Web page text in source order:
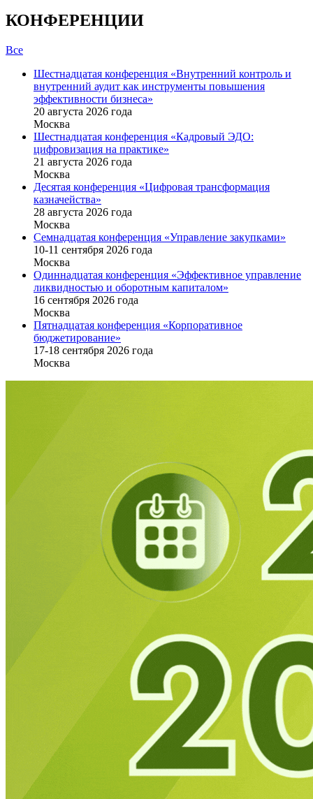
КОНФЕРЕНЦИИ
Все
Шестнадцатая конференция «Внутренний контроль и
внутренний аудит как инструменты повышения
эффективности бизнеса»
20 августа 2026 года
Москва
Шестнадцатая конференция «Кадровый ЭДО:
цифровизация на практике»
21 августа 2026 года
Москва
Десятая конференция «Цифровая трансформация
казначейства»
28 августа 2026 года
Москва
Семнадцатая конференция «Управление закупками»
10-11 сентября 2026 года
Москва
Одиннадцатая конференция «Эффективное управление
ликвидностью и оборотным капиталом»
16 cентября 2026 года
Москва
Пятнадцатая конференция «Корпоративное
бюджетирование»
17-18 сентября 2026 года
Москва